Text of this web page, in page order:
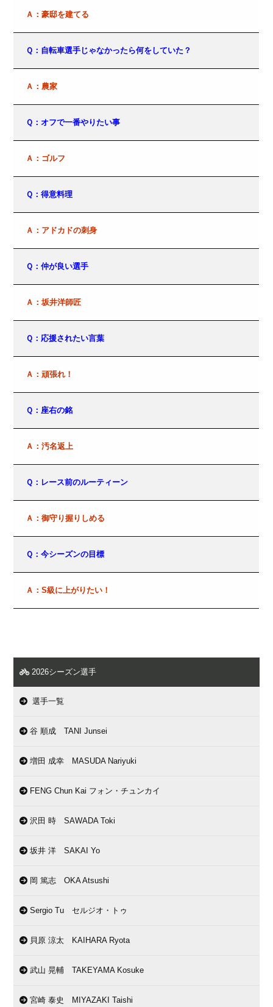
Ａ：豪邸を建てる
Ｑ：自転車選手じゃなかったら何をしていた？
Ａ：農家
Ｑ：オフで一番やりたい事
Ａ：ゴルフ
Ｑ：得意料理
Ａ：アドカドの刺身
Ｑ：仲が良い選手
Ａ：坂井洋師匠
Ｑ：応援されたい言葉
Ａ：頑張れ！
Ｑ：座右の銘
Ａ：汚名返上
Ｑ：レース前のルーティーン
Ａ：御守り握りしめる
Ｑ：今シーズンの目標
Ａ：S級に上がりたい！
2026シーズン選手
選手一覧
谷 順成 TANI Junsei
増田 成幸 MASUDA Nariyuki
FENG Chun Kai フォン・チュンカイ
沢田 時 SAWADA Toki
坂井 洋 SAKAI Yo
岡 篤志 OKA Atsushi
Sergio Tu セルジオ・トゥ
貝原 涼太 KAIHARA Ryota
武山 晃輔 TAKEYAMA Kosuke
宮崎 泰史 MIYAZAKI Taishi